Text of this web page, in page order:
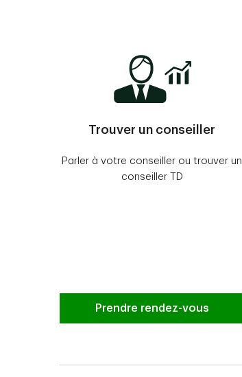
Trouver un conseiller
Parler à votre conseiller ou trouver un
conseiller TD
Prendre rendez-vous